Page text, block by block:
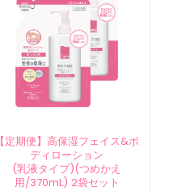
【定期便】高保湿フェイス&ボ
ディローション
(乳液タイプ)(つめかえ
用/370mL) 2袋セット